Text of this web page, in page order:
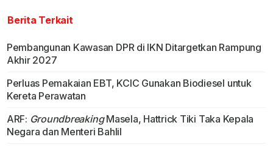
Berita Terkait
Pembangunan Kawasan DPR di IKN Ditargetkan Rampung
Akhir 2027
Perluas Pemakaian EBT, KCIC Gunakan Biodiesel untuk
Kereta Perawatan
ARF: GroundbreakingMasela, Hattrick Tiki Taka Kepala
Negara dan Menteri Bahlil